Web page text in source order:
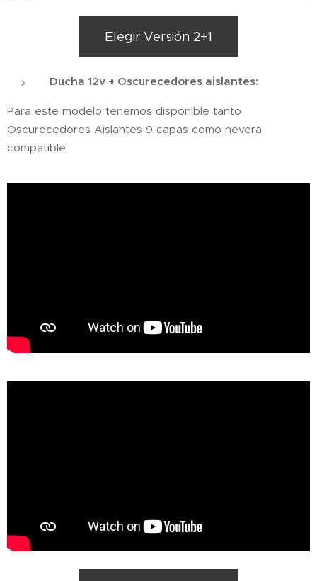
Elegir Versión 2+1
Ducha 12v + Oscurecedores aislantes:
Para este modelo tenemos disponible tanto
Oscurecedores Aislantes 9 capas como nevera
compatible.